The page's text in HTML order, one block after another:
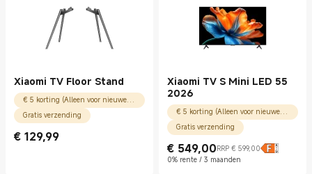
Xiaomi TV Floor Stand
€ 5 korting (Alleen voor nieuwe gebruikers)
Gratis verzending
€ 129,99
Current Price € 129.99
Xiaomi TV S Mini LED 55
2026
€ 5 korting (Alleen voor nieuwe gebruikers)
Gratis verzending
€ 549,00
Current Price € 549.00
RRP € 599,00
Marktprijs € 599,00
0% rente / 3 maanden